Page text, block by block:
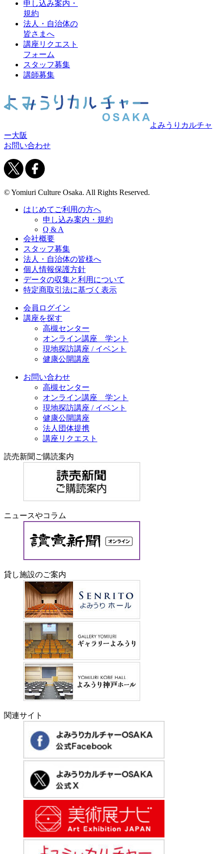
申し込み案内・
規約
法人・自治体の
皆さまへ
講座リクエスト
フォーム
スタッフ募集
講師募集
よみうりカルチャ
ー大阪
お問い合わせ
© Yomiuri Culture Osaka. All Rights Reserved.
はじめてご利用の方へ
申し込み案内・規約
Q & A
会社概要
スタッフ募集
法人・自治体の皆様へ
個人情報保護方針
データの収集と利用について
特定商取引法に基づく表示
会員ログイン
講座を探す
高槻センター
オンライン講座 学ント
現地探訪講座 / イベント
健康公開講座
お問い合わせ
高槻センター
オンライン講座 学ント
現地探訪講座 / イベント
健康公開講座
法人団体提携
講座リクエスト
読売新聞ご購読案内
ニュースやコラム
貸し施設のご案内
関連サイト